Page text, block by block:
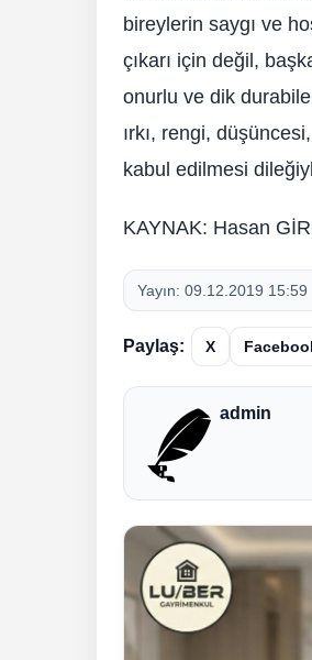
bireylerin saygı ve
çıkarı için değil,
onurlu ve dik
ırkı, rengi,
kabul edilmesi
KAYNAK: Hasan
Yayın: 09.12.2019 15:59
Paylaş: X
admin